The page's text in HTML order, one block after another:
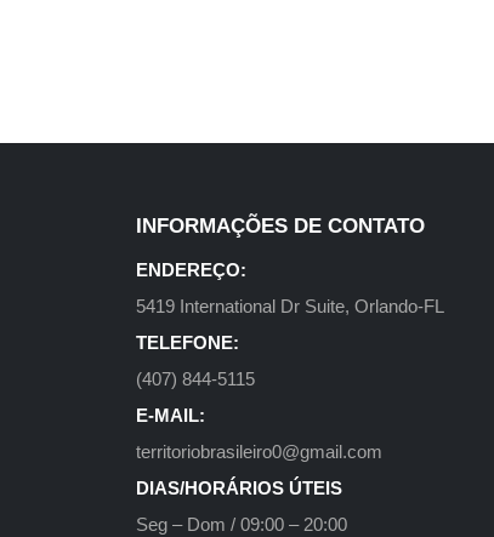
INFORMAÇÕES DE CONTATO
ENDEREÇO:
5419 International Dr Suite, Orlando-FL
TELEFONE:
(407) 844-5115
E-MAIL:
territoriobrasileiro0@gmail.com
DIAS/HORÁRIOS ÚTEIS
Seg – Dom / 09:00 – 20:00